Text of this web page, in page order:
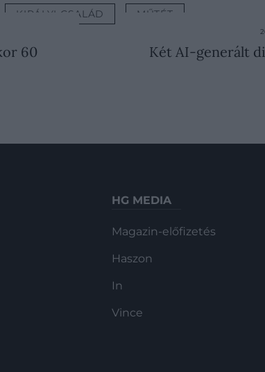
KIRÁLYI CSALÁD MŰTÉT
60
Két AI-generált
HG MEDIA
Magazin-előfizetés
Haszon
In
Vince